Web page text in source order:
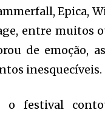
Epica,
entre muitos
de emoção,
inesquecíveis.
o festival